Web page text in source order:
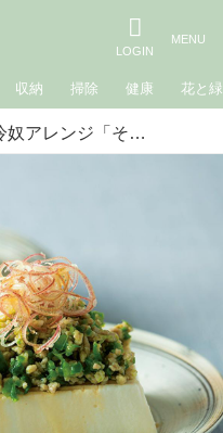
収納 掃除 健康 花と緑
かんたん冷奴アレンジ「そぼろ冷奴」のつくり方。夏のおすすめ“ピーマンとひき肉のそぼろ”をたっぷりのせてボリューム満点！料理研究家・牧田敬子さん